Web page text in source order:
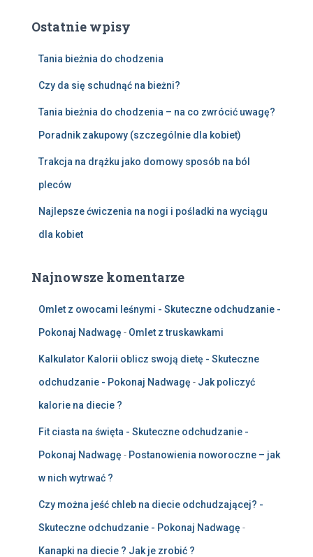
Ostatnie wpisy
Tania bieżnia do chodzenia
Czy da się schudnąć na bieżni?
Tania bieżnia do chodzenia – na co zwrócić uwagę?
Poradnik zakupowy (szczególnie dla kobiet)
Trakcja na drążku jako domowy sposób na ból
pleców
Najlepsze ćwiczenia na nogi i pośladki na wyciągu
dla kobiet
Najnowsze komentarze
Omlet z owocami leśnymi - Skuteczne odchudzanie -
Pokonaj Nadwagę - Omlet z truskawkami
Kalkulator Kalorii oblicz swoją dietę - Skuteczne
odchudzanie - Pokonaj Nadwagę - Jak policzyć
kalorie na diecie ?
Fit ciasta na święta - Skuteczne odchudzanie -
Pokonaj Nadwagę - Postanowienia noworoczne – jak
w nich wytrwać ?
Czy można jeść chleb na diecie odchudzającej? -
Skuteczne odchudzanie - Pokonaj Nadwagę -
Kanapki na diecie ? Jak je zrobić ?